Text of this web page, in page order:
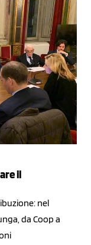
il
nel
da Coop a